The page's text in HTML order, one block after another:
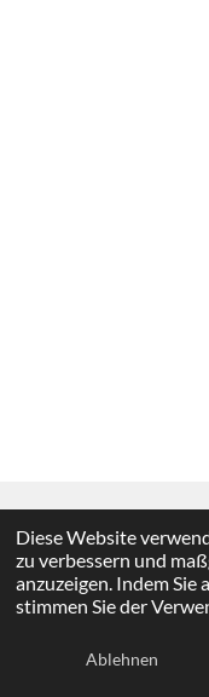
Diese Website
zu verbessern und
anzuzeigen. Indem Sie
stimmen Sie der
Ablehnen
Vertrag widerrufen
© 2025 - 2026 KMS-